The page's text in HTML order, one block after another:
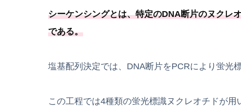
シーケンシングとは、特定のDNA断片のヌクレ
である。
塩基配列決定では、DNA断片をPCRにより蛍光
この工程では4種類の蛍光標識ヌクレオチドが